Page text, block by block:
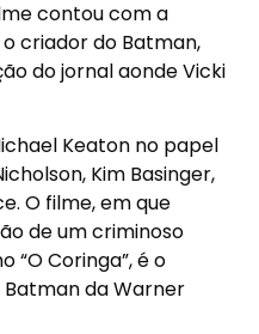
contou com a
criador do Batman,
do jornal aonde Vicki
Keaton no papel
Kim Basinger,
O filme, em que
de um criminoso
“O Coringa”, é o
da Warner